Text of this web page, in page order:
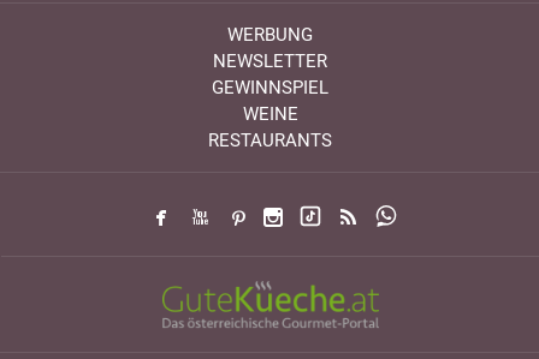
WERBUNG
NEWSLETTER
GEWINNSPIEL
WEINE
RESTAURANTS